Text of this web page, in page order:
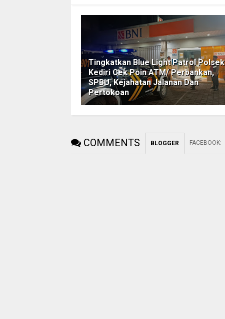
Tingkatkan Blue Light Patrol Polsek
Kediri Cek Poin ATM/ Perbankan,
SPBU, Kejahatan Jalanan Dan
Pertokoan
COMMENTS BLOGGER FACEBOOK: